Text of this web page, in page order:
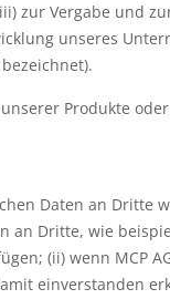
zur Vergabe und
unseres
Produkte
Daten an Dritte
an Dritte, wie
(ii) wenn MCP
einverstanden